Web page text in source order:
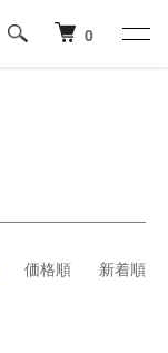
0
価格順 新着順